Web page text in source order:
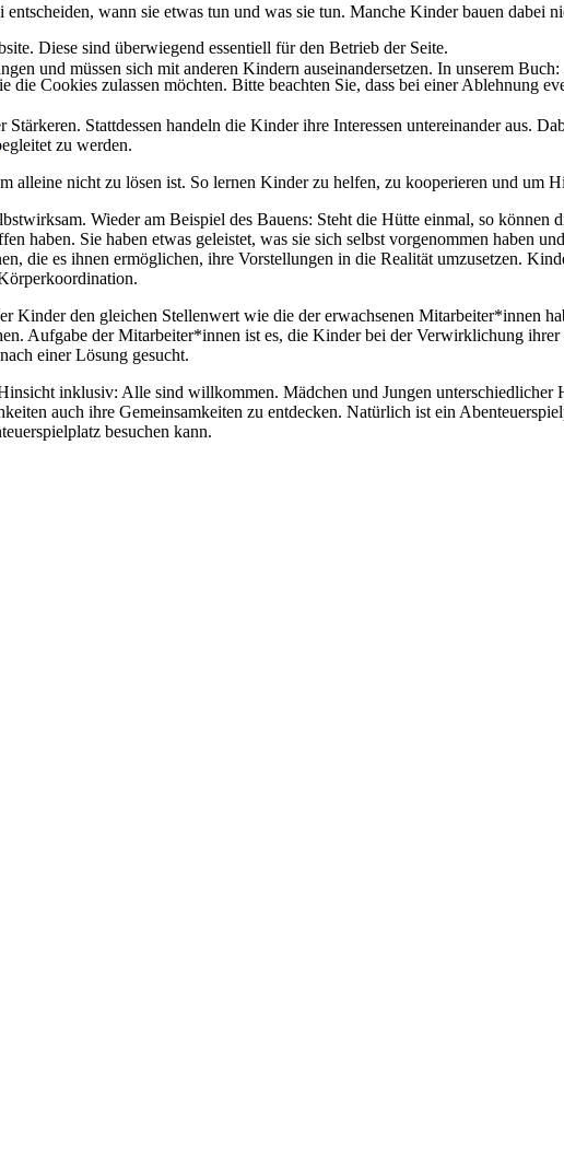
wann sie etwas tun und was sie tun. Manche Kinder bauen dabei
und müssen sich mit anderen Kindern auseinandersetzen. In unserem
Stattdessen handeln die Kinder ihre Interessen untereinander aus.
zu werden.
alleine nicht zu lösen ist. So lernen Kinder zu helfen, zu kooperieren und um
Wieder am Beispiel des Bauens: Steht die Hütte einmal, so
haben. Sie haben etwas geleistet, was sie sich selbst vorgenommen haben
die es ihnen ermöglichen, ihre Vorstellungen in die Realität umzusetzen.
Kinder den gleichen Stellenwert wie die der erwachsenen Mitarbeiter*innen
Aufgabe der Mitarbeiter*innen ist es, die Kinder bei der Verwirklichung
einer Lösung gesucht.
inklusiv: Alle sind willkommen. Mädchen und Jungen unterschiedlicher
auch ihre Gemeinsamkeiten zu entdecken. Natürlich ist ein
besuchen kann.
Diese sind überwiegend essentiell für den Betrieb der Seite.
die Cookies zulassen möchten. Bitte beachten Sie, dass bei einer Ablehnung